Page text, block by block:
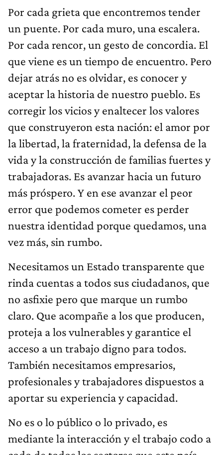
Por cada grieta que encontremos tender
un puente. Por cada muro, una escalera.
Por cada rencor, un gesto de concordia. El
que viene es un tiempo de encuentro. Pero
dejar atrás no es olvidar, es conocer y
aceptar la historia de nuestro pueblo. Es
corregir los vicios y enaltecer los valores
que construyeron esta nación: el amor por
la libertad, la fraternidad, la defensa de la
vida y la construcción de familias fuertes y
trabajadoras. Es avanzar hacia un futuro
más próspero. Y en ese avanzar el peor
error que podemos cometer es perder
nuestra identidad porque quedamos, una
vez más, sin rumbo.
Necesitamos un Estado transparente que
rinda cuentas a todos sus ciudadanos, que
no asfixie pero que marque un rumbo
claro. Que acompañe a los que producen,
proteja a los vulnerables y garantice el
acceso a un trabajo digno para todos.
También necesitamos empresarios,
profesionales y trabajadores dispuestos a
aportar su experiencia y capacidad.
No es o lo público o lo privado, es
mediante la interacción y el trabajo codo a